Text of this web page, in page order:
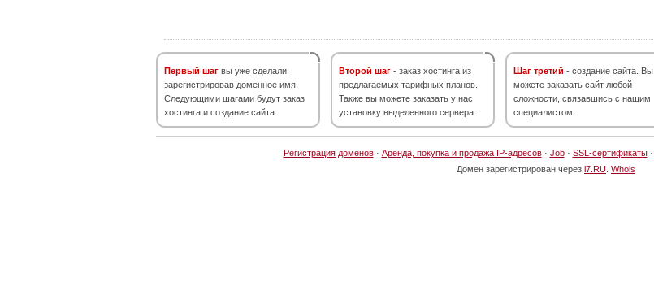
Первый шаг вы уже сделали,
зарегистрировав доменное имя.
Следующими шагами будут заказ
хостинга и создание сайта.
Второй шаг - заказ хостинга из
предлагаемых тарифных планов.
Также вы можете заказать у нас
установку выделенного сервера.
Шаг третий - создание сайта. Вы
можете заказать сайт любой
сложности, связавшись с нашим
специалистом.
Регистрация доменов· Аренда, покупка и продажа IP-адресов· Job· SSL-сертификаты·
Домен зарегистрирован через i7.RU Whois